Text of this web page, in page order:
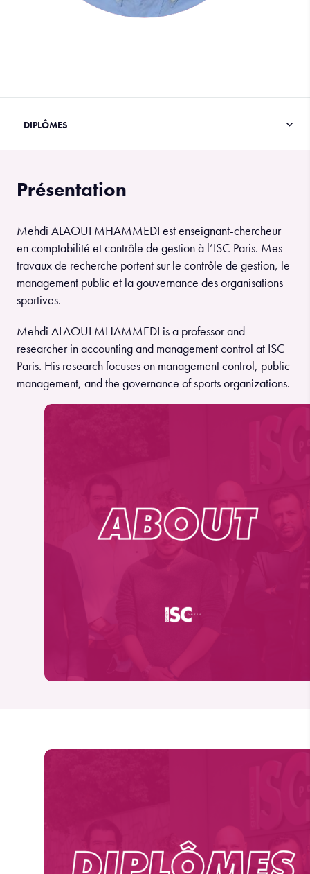
Présentation
Mehdi ALAOUI MHAMMEDI est enseignant-chercheur
en comptabilité et contrôle de gestion à l’ISC Paris. Mes
travaux de recherche portent sur le contrôle de gestion, le
management public et la gouvernance des organisations
sportives.
Mehdi ALAOUI MHAMMEDI is a professor and
researcher in accounting and management control at ISC
Paris. His research focuses on management control, public
management, and the governance of sports organizations.